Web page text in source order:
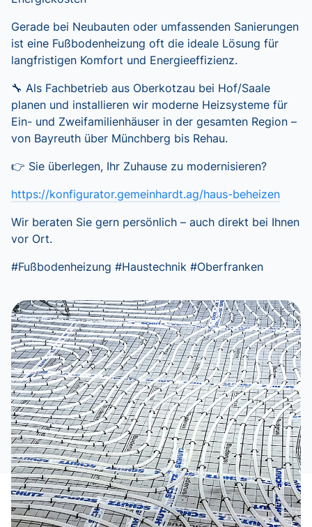
Gerade bei Neubauten oder umfassenden Sanierungen
ist eine Fußbodenheizung oft die ideale Lösung für
langfristigen Komfort und Energieeffizienz.
🔧 Als Fachbetrieb aus Oberkotzau bei Hof/Saale
planen und installieren wir moderne Heizsysteme für
Ein- und Zweifamilienhäuser in der gesamten Region –
von Bayreuth über Münchberg bis Rehau.
👉 Sie überlegen, Ihr Zuhause zu modernisieren?
https://konfigurator.gemeinhardt.ag/haus-beheizen
Wir beraten Sie gern persönlich – auch direkt bei Ihnen
vor Ort.
#Fußbodenheizung #Haustechnik #Oberfranken